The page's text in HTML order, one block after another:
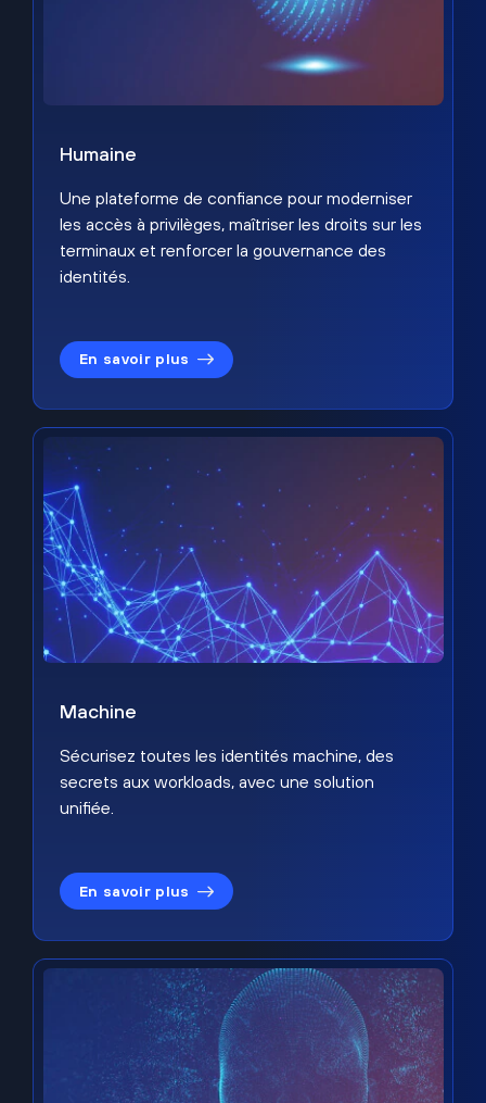
Humaine
Une plateforme de confiance pour moderniser
les accès à privilèges, maîtriser les droits sur les
terminaux et renforcer la gouvernance des
identités.
En savoir plus
Machine
Sécurisez toutes les identités machine, des
secrets aux workloads, avec une solution
unifiée.
En savoir plus